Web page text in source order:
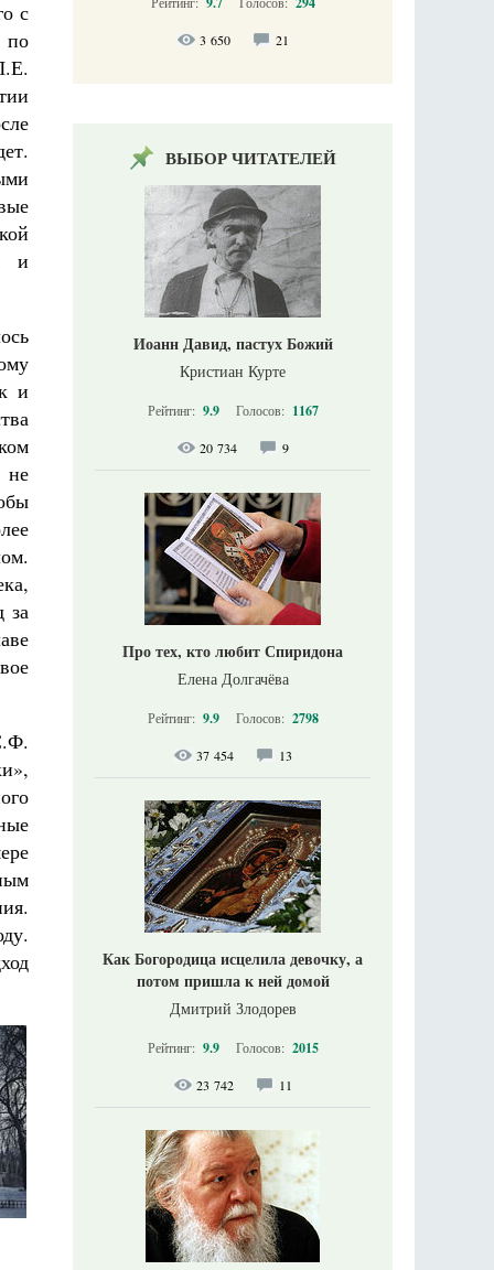
с
по
и
и
не
за
3 650 21
ВЫБОР ЧИТАТЕЛЕЙ
Иоанн Давид, пастух Божий
Кристиан Курте
Рейтинг: 9.9 Голосов: 1167
20 734 9
Про тех, кто любит Спиридона
Елена Долгачёва
Рейтинг: 9.9 Голосов: 2798
37 454 13
Как Богородица исцелила девочку, а
потом пришла к ней домой
Дмитрий Злодорев
Рейтинг: 9.9 Голосов: 2015
23 742 11